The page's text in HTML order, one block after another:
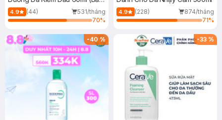
Mới)
4.9 (44)
531/tháng
70%
4.9 (228)
874/tháng
71%
-40% -33 %